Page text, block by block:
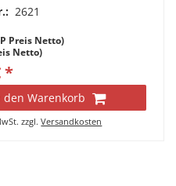
2621
Preis Netto)
Netto)
*
den Warenkorb
zzgl.Versandkosten